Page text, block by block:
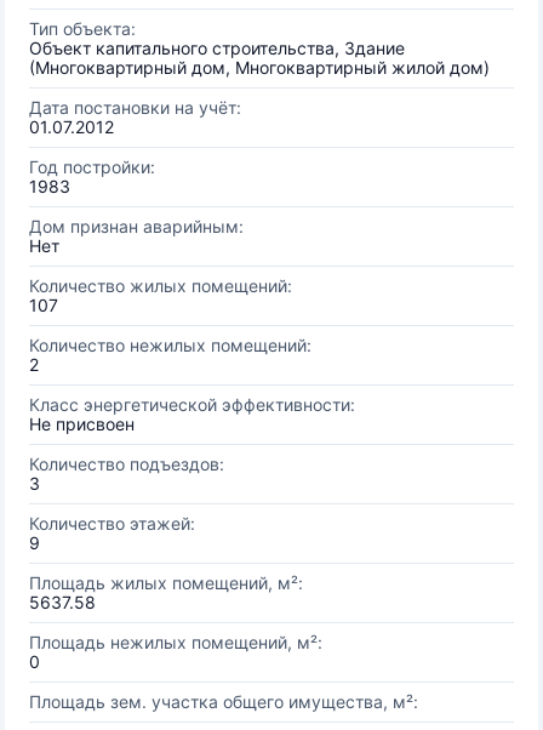
Тип объекта:
Объект капитального строительства, Здание
(Многоквартирный дом, Многоквартирный жилой дом)
Дата постановки на учёт:
01.07.2012
Год постройки:
1983
Дом признан аварийным:
Нет
Количество жилых помещений:
107
Количество нежилых помещений:
2
Класс энергетической эффективности:
Не присвоен
Количество подъездов:
3
Количество этажей:
9
Площадь жилых помещений, м²:
5637.58
Площадь нежилых помещений, м²:
0
Площадь зем. участка общего имущества, м²: